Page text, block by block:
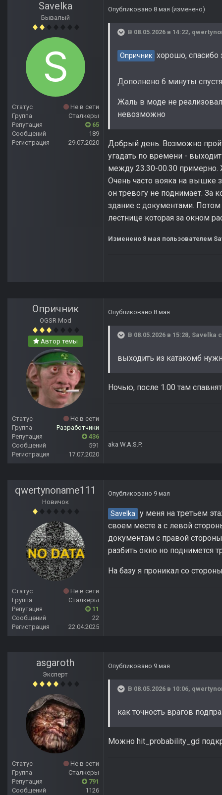
Savelka
Бывалый
Статус
Не в сети
Группа
Сталкеры
Репутация
65
Сообщений
189
Регистрация
29.07.2020
Опубликовано 8 мая (изменено)
В 08.05.2026 в 14:22,
Опричник хорошо, спасибо
Дополнено 6 минуты спустя
Жаль в моде не
невозможно
Добрый день. Возможно
угадать по времени -
между 23.30-00.30 примерно.
Очень часто вояка на вышке
он тревогу не поднимает. За
здание с документами.
лестнице которая за окном
Изменено 8 мая пользователем
Опричник
OGSR Mod
Автор темы
Статус
Не в сети
Группа
Разработчики
Репутация
436
Сообщений
591
Регистрация
17.07.2020
Опубликовано 8 мая
В 08.05.2026 в 15:28, Savelka
выходить из катакомб
Ночью, после 1.00 там
aka W.A.S.P.
qwertynoname111
Новичок
Статус
Не в сети
Группа
Сталкеры
Репутация
11
Сообщений
22
Регистрация
22.04.2025
Опубликовано 9 мая
Savelka у меня на третьем
своем месте а с левой
документам с правой
разбить окно но поднимется
На базу я проникал со
asgaroth
Эксперт
Статус
Не в сети
Группа
Сталкеры
Репутация
791
Сообщений
1126
Опубликовано 9 мая
В 08.05.2026 в 10:06,
как точность врагов
Можно hit_probability_gd